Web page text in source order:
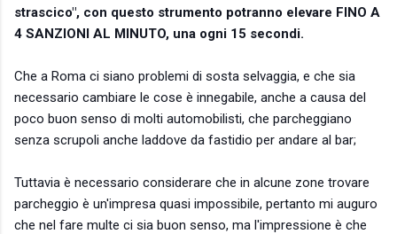
strascico", con questo strumento potranno elevare FINO A
4 SANZIONI AL MINUTO, una ogni 15 secondi.
Che a Roma ci siano problemi di sosta selvaggia, e che sia
necessario cambiare le cose è innegabile, anche a causa del
poco buon senso di molti automobilisti, che parcheggiano
senza scrupoli anche laddove da fastidio per andare al bar;
Tuttavia è necessario considerare che in alcune zone trovare
parcheggio è un'impresa quasi impossibile, pertanto mi auguro
che nel fare multe ci sia buon senso, ma l'impressione è che